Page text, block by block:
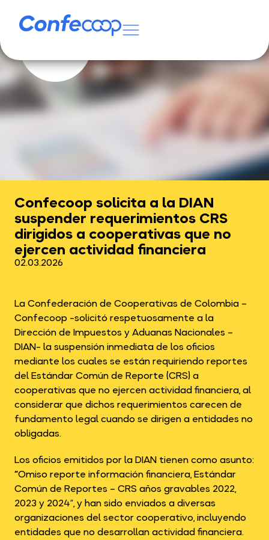
Confecoop solicita a la DIAN
suspender requerimientos CRS
dirigidos a cooperativas que no
ejercen actividad financiera
02.03.2026
La Confederación de Cooperativas de Colombia –
Confecoop -solicitó respetuosamente a la
Dirección de Impuestos y Aduanas Nacionales –
DIAN- la suspensión inmediata de los oficios
mediante los cuales se están requiriendo reportes
del Estándar Común de Reporte (CRS) a
cooperativas que no ejercen actividad financiera, al
considerar que dichos requerimientos carecen de
fundamento legal cuando se dirigen a entidades no
obligadas.
Los oficios emitidos por la DIAN tienen como asunto:
“Omiso reporte información financiera, Estándar
Común de Reportes – CRS años gravables 2022,
2023 y 2024”, y han sido enviados a diversas
organizaciones del sector cooperativo, incluyendo
entidades que no desarrollan actividad financiera.